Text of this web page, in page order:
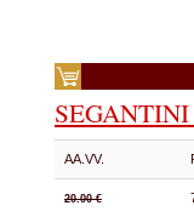
SEGANTINI
AA.VV.
20.00 €